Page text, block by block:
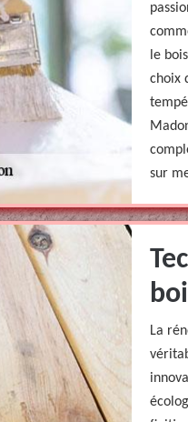
le
choix
sur
La